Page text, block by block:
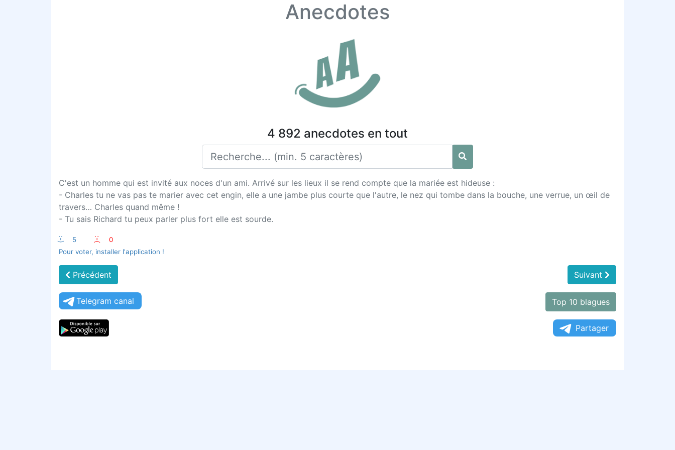
Anecdotes
4 892 anecdotes en tout
C'est un homme qui est invité aux noces d'un ami. Arrivé sur les lieux il se rend compte que la mariée est hideuse :
- Charles tu ne vas pas te marier avec cet engin, elle a une jambe plus courte que l'autre, le nez qui tombe dans la bouche, une verrue, un œil de
travers… Charles quand même !
- Tu sais Richard tu peux parler plus fort elle est sourde.
:-) 5 :-(
0
Pour voter, installer l'application !
Précédent Suivant
Telegram canal Top 10 blagues
Partager